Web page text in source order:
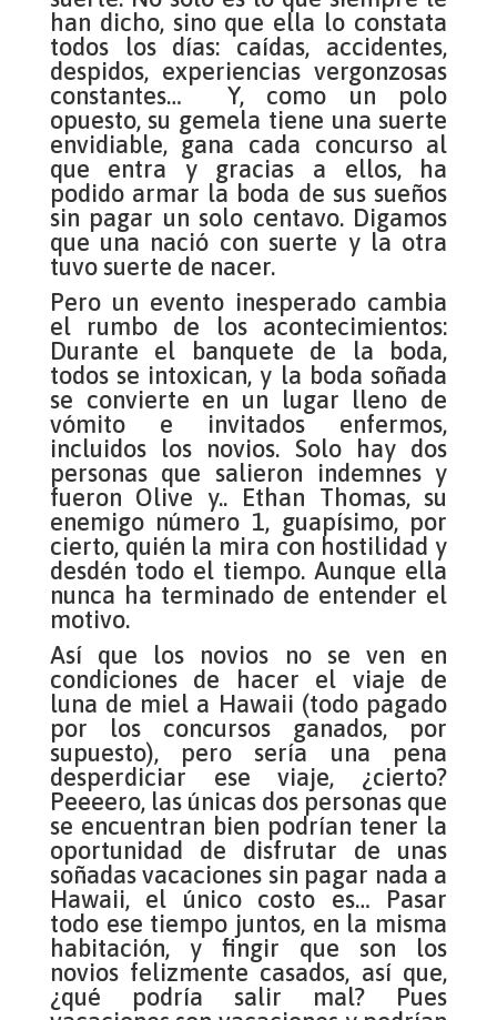
han dicho, sino que ella lo constata
todos los días: caídas, accidentes,
despidos, experiencias vergonzosas
constantes… Y, como un polo
opuesto, su gemela tiene una suerte
envidiable, gana cada concurso al
que entra y gracias a ellos, ha
podido armar la boda de sus sueños
sin pagar un solo centavo. Digamos
que una nació con suerte y la otra
tuvo suerte de nacer.
Pero un evento inesperado cambia
el rumbo de los acontecimientos:
Durante el banquete de la boda,
todos se intoxican, y la boda soñada
se convierte en un lugar lleno de
vómito e invitados enfermos,
incluidos los novios. Solo hay dos
personas que salieron indemnes y
fueron Olive y.. Ethan Thomas, su
enemigo número 1, guapísimo, por
cierto, quién la mira con hostilidad y
desdén todo el tiempo. Aunque ella
nunca ha terminado de entender el
motivo.
Así que los novios no se ven en
condiciones de hacer el viaje de
luna de miel a Hawaii (todo pagado
por los concursos ganados, por
supuesto), pero sería una pena
desperdiciar ese viaje, ¿cierto?
Peeeero, las únicas dos personas que
se encuentran bien podrían tener la
oportunidad de disfrutar de unas
soñadas vacaciones sin pagar nada a
Hawaii, el único costo es… Pasar
todo ese tiempo juntos, en la misma
habitación, y fingir que son los
novios felizmente casados, así que,
¿qué podría salir mal? Pues